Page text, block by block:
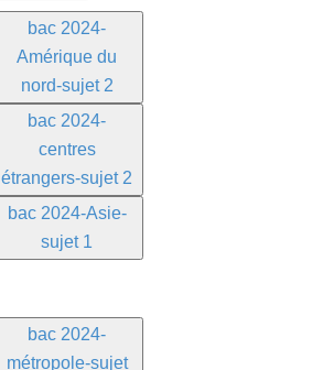
bac 2024-
Amérique du
nord-sujet 2
bac 2024-
centres
étrangers-sujet 2
bac 2024-Asie-
sujet 1
bac 2024-
métropole-sujet